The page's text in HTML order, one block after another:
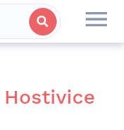
Hostivice